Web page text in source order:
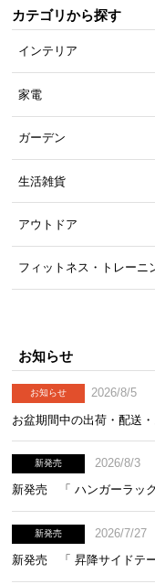
カテゴリから探す
インテリア
家電
ガーデン
生活雑貨
アウトドア
フィットネス・トレーニ
お知らせ
お知らせ
2026/8/5
お盆期間中の出荷・配送
新発売
2026/8/3
新発売 「 ハンガーラック
新発売
2026/7/27
新発売 「 昇降サイドテー